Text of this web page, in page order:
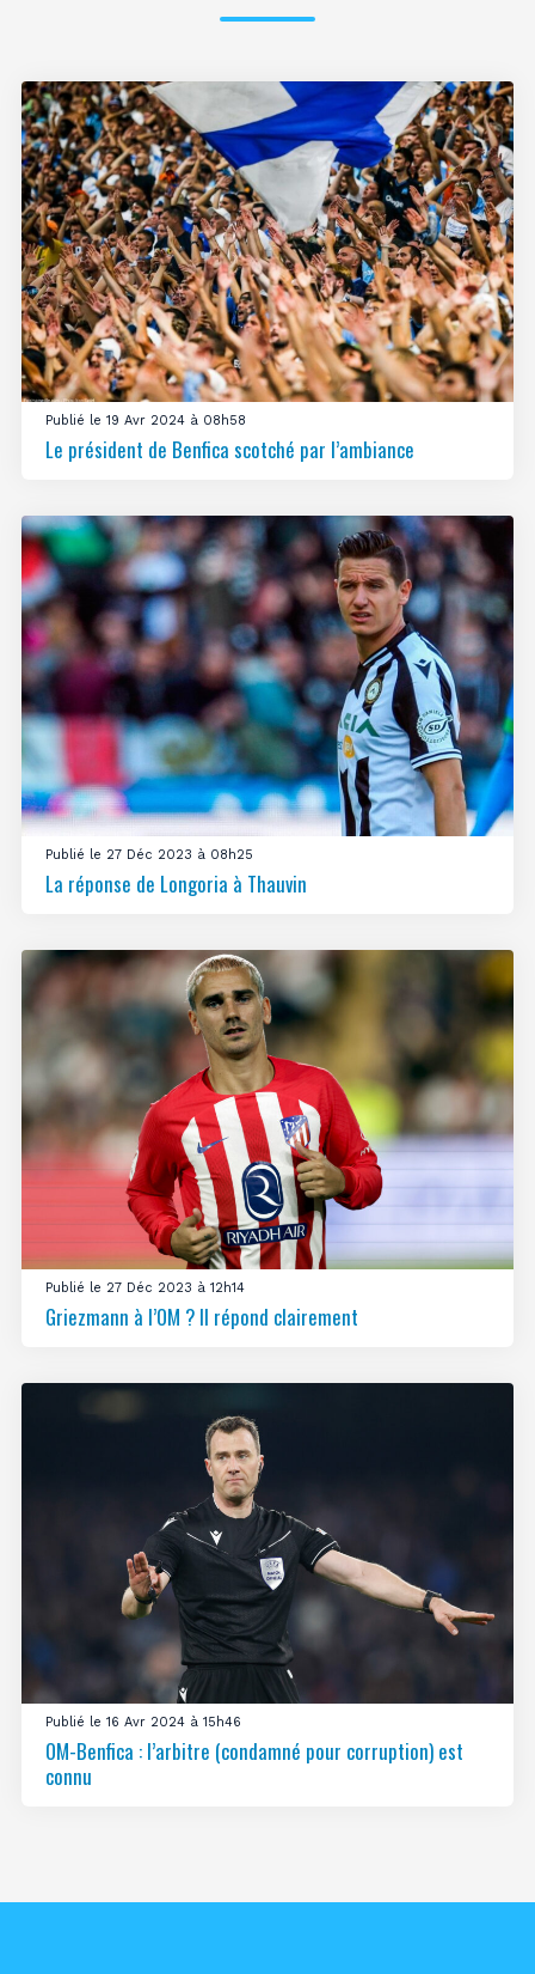
Publié le 19 Avr 2024 à 08h58
Le président de Benfica scotché par l’ambiance
Publié le 27 Déc 2023 à 08h25
La réponse de Longoria à Thauvin
Publié le 27 Déc 2023 à 12h14
Griezmann à l’OM ? Il répond clairement
Publié le 16 Avr 2024 à 15h46
OM-Benfica : l’arbitre (condamné pour corruption) est
connu